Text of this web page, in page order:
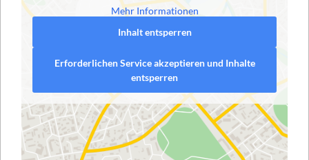
Mehr Informationen
Inhalt entsperren
Erforderlichen Service akzeptieren und Inhalte
entsperren